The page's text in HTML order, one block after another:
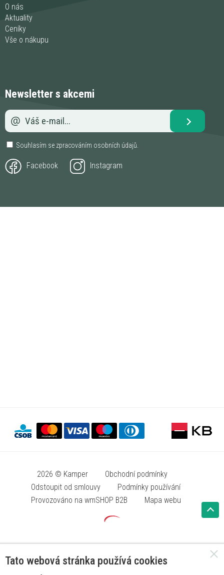
O nás
Aktuality
Ceníky
Vše o nákupu
Newsletter s akcemi
Souhlasím se zpracováním osobních údajů
Facebook Instagram
2026 © Kamper
Obchodní podmínky
Odstoupit od smlouvy
Podmínky používání
Provozováno na wmSHOP B2B
Mapa webu
Tato webová stránka používá cookies